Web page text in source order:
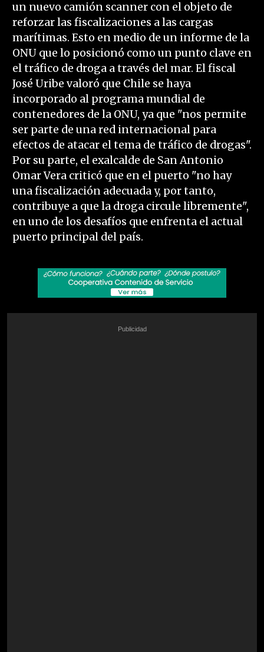
un nuevo camión scanner con el objeto de
reforzar las fiscalizaciones a las cargas
marítimas. Esto en medio de un informe de la
ONU que lo posicionó como un punto clave en
el tráfico de droga a través del mar. El fiscal
José Uribe valoró que Chile se haya
incorporado al programa mundial de
contenedores de la ONU, ya que "nos permite
ser parte de una red internacional para
efectos de atacar el tema de tráfico de drogas".
Por su parte, el exalcalde de San Antonio
Omar Vera criticó que en el puerto "no hay
una fiscalización adecuada y, por tanto,
contribuye a que la droga circule libremente",
en uno de los desafíos que enfrenta el actual
puerto principal del país.